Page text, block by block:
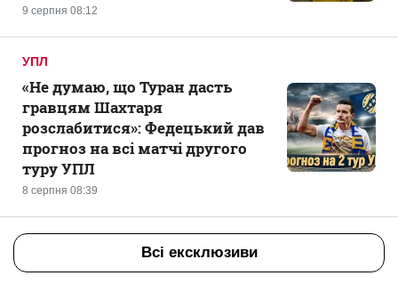
9 серпня 08:12
УПЛ
8 серпня 08:39
«Не думаю, що Туран дасть
гравцям Шахтаря
розслабитися»: Федецький дав
прогноз на всі матчі другого
туру УПЛ
Всі ексклюзиви